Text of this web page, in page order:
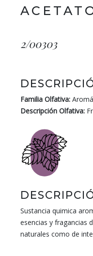
2/00303
Familia Olfativa:
Descripción Olfativa:
Sustancia quimica
esencias y fragancias
naturales como de